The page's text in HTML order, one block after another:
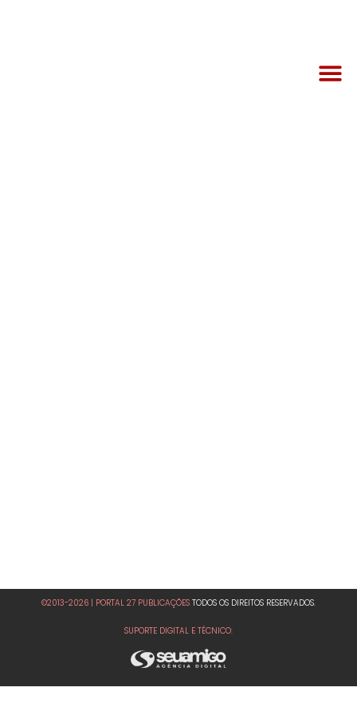
©2013-2026 | PORTAL 27 PUBLICAÇÕES TODOS OS DIREITOS RESERVADOS.
SUPORTE DIGITAL E TÉCNICO: